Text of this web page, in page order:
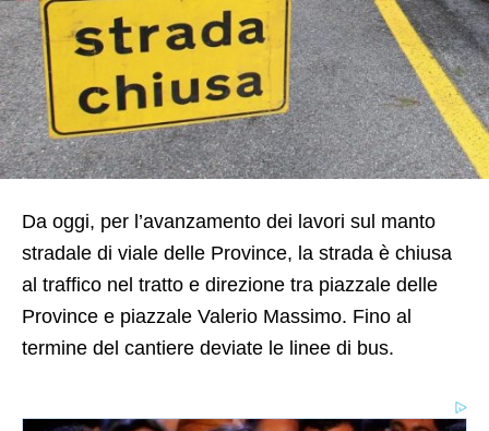
Da oggi, per l’avanzamento dei lavori sul manto
stradale di viale delle Province, la strada è chiusa
al traffico nel tratto e direzione tra piazzale delle
Province e piazzale Valerio Massimo. Fino al
termine del cantiere deviate le linee di bus.